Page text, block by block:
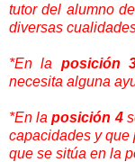
tutor del alumno
diversas
*En la posición
necesita alguna
*En laposición 4
capacidades y que
que se sitúa en la